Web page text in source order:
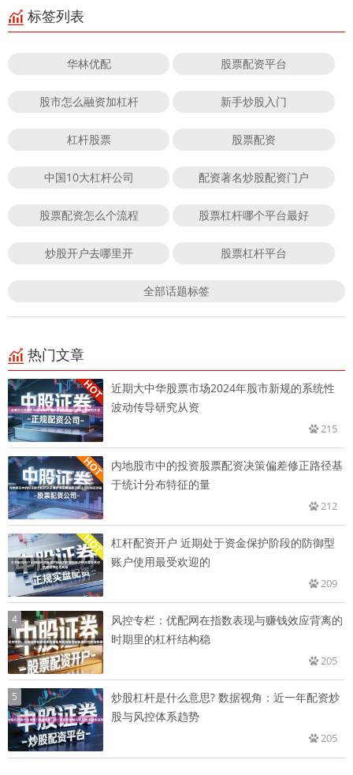
标签列表
华林优配 股票配资平台
股市怎么融资加杠杆 新手炒股入门
杠杆股票 股票配资
中国10大杠杆公司 配资著名炒股配资门户
股票配资怎么个流程 股票杠杆哪个平台最好
炒股开户去哪里开 股票杠杆平台
全部话题标签
热门文章
近期大中华股票市场2024年股市新规的系统性
波动传导研究从资
215
内地股市中的投资股票配资决策偏差修正路径基
于统计分布特征的量
212
杠杆配资开户 近期处于资金保护阶段的防御型
账户使用最受欢迎的
209
4
风控专栏：优配网在指数表现与赚钱效应背离的
时期里的杠杆结构稳
205
5
炒股杠杆是什么意思? 数据视角：近一年配资炒
股与风控体系趋势
205